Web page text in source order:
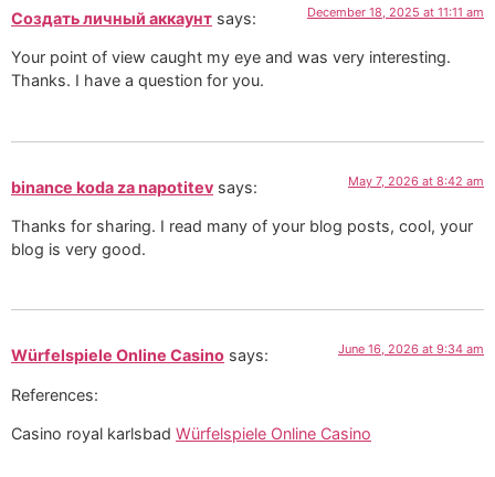
Создать личный аккаунт says: December 18, 2025 at 11:11 am
Your point of view caught my eye and was very interesting.
Thanks. I have a question for you.
binance koda za napotitev says: May 7, 2026 at 8:42 am
Thanks for sharing. I read many of your blog posts, cool, your
blog is very good.
Würfelspiele Online Casino says: June 16, 2026 at 9:34 am
References:
Casino royal karlsbad Würfelspiele Online Casino